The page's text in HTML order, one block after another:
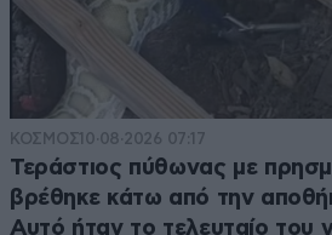
ΚΟΣΜΟΣ10·08·2026 07:17
Τεράστιος πύθωνας με
βρέθηκε κάτω από την
Αυτό ήταν το τελευταίο του